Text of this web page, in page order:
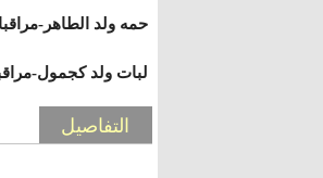
حمه ولد الطاهر-
لبات ولد كجمول-
التفاصيل